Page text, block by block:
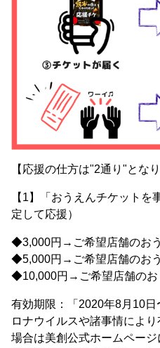
【応援の仕方は"2通り"とな
【1】「おうえんチケット
定して応援）
◆3,000円→ご希望店舗のお
◆5,000円→ご希望店舗のお
◆10,000円→ご希望店舗のお
有効期限：「2020年8月10
ロナウイルスや諸事情によ
場合は美創公式ホームペー